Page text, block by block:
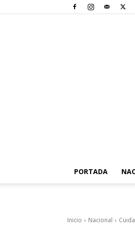
PORTADA
Inicio Nacional